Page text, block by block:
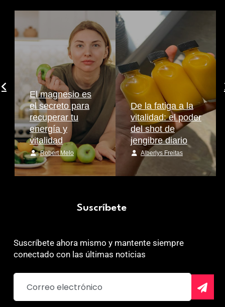
El magnesio es
el secreto para
recuperar tu
energía y
vitalidad
Robert Melo
De la fatiga a la
vitalidad: el poder
del shot de
jengibre diario
Alberlys Freitas
Suscríbete
Suscríbete ahora mismo y mantente siempre
conectado con las últimas noticias